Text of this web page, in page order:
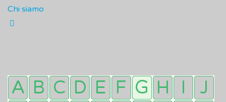
Chi siamo